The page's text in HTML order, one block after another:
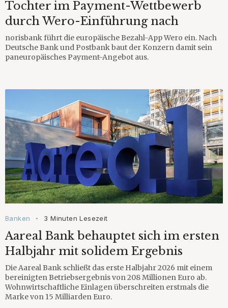
Tochter im Payment-Wettbewerb
durch Wero-Einführung nach
norisbank führt die europäische Bezahl-App Wero ein. Nach
Deutsche Bank und Postbank baut der Konzern damit sein
paneuropäisches Payment-Angebot aus.
Banken • 3 Minuten Lesezeit
Aareal Bank behauptet sich im ersten
Halbjahr mit solidem Ergebnis
Die Aareal Bank schließt das erste Halbjahr 2026 mit einem
bereinigten Betriebsergebnis von 208 Millionen Euro ab.
Wohnwirtschaftliche Einlagen überschreiten erstmals die
Marke von 15 Milliarden Euro.